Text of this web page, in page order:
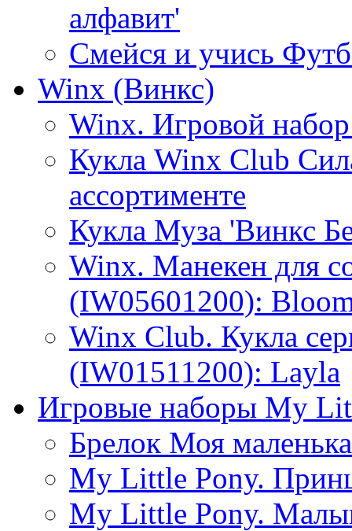
алфавит'
Смейся и учись
Winx (Винкс)
Winx. Игровой
Кукла Winx Club
ассортименте
Кукла Муза 'Винкс
Winx. Манекен для
(IW05601200):
Winx Club. Кукла
(IW01511200): Layla
Игровые наборы My
Брелок Моя
My Little Pony.
My Little Pony.